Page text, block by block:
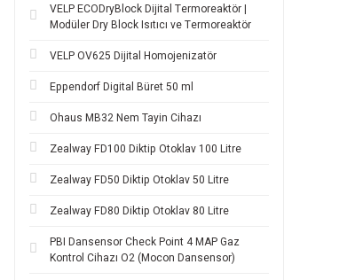
VELP ECODryBlock Dijital Termoreaktör |
Modüler Dry Block Isıtıcı ve Termoreaktör
VELP OV625 Dijital Homojenizatör
Eppendorf Digital Büret 50 ml
Ohaus MB32 Nem Tayin Cihazı
Zealway FD100 Diktip Otoklav 100 Litre
Zealway FD50 Diktip Otoklav 50 Litre
Zealway FD80 Diktip Otoklav 80 Litre
PBI Dansensor Check Point 4 MAP Gaz
Kontrol Cihazı O2 (Mocon Dansensor)